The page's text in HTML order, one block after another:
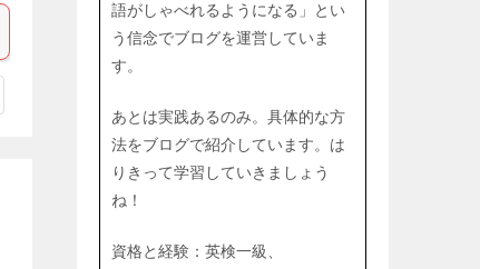
語がしゃべれるようになる」とい
う信念でブログを運営していま
す。
あとは実践あるのみ。具体的な方
法をブログで紹介しています。は
りきって学習していきましょう
ね！
資格と経験：英検一級、